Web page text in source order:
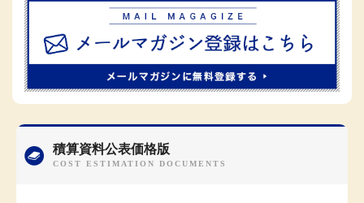
積算資料公表価格版